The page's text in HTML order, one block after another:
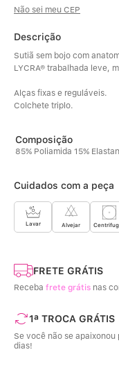
Não sei meu CEP
Descrição
Sutiã sem bojo com
LYCRA® trabalhada leve,
Alças fixas e reguláveis.
Colchete triplo.
85% Poliamida 15%
Cuidados com a peça
Lavar Alvejar
FRETE GRÁTIS
Receba frete grátis nas
1ª TROCA GRÁTIS
Se você não se
dias!